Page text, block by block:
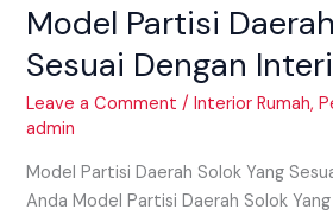
Model Partisi
Sesuai Dengan
Leave a Comment /Interior Rumah,
admin
Model Partisi Daerah Solok Yang
Anda Model Partisi Daerah Solok